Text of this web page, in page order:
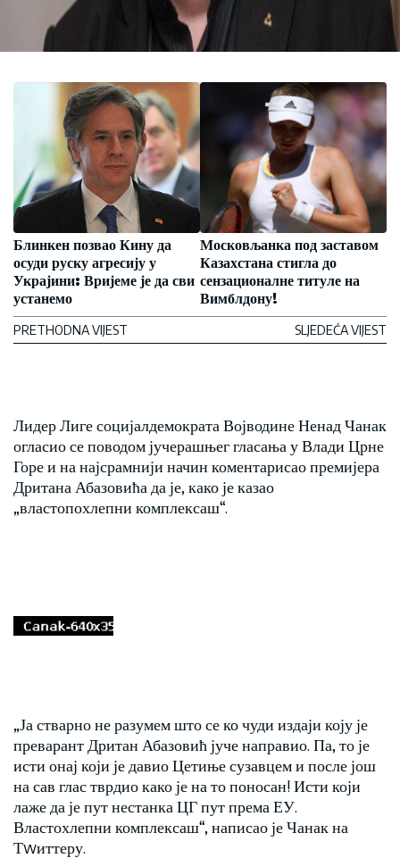
Блинкен позвао Кину да
осуди руску агресију у
Украјини: Вријеме је да сви
устанемо
PRETHODNA VIJEST
Московљанка под заставом
Казахстана стигла до
сензационалне титуле на
Вимблдону!
SLJEDEĆA VIJEST
Лидер Лиге социјалдемократа Војводине Ненад Чанак
огласио се поводом јучерашњег гласања у Влади Црне
Горе и на најсрамнији начин коментарисао премијера
Дритана Абазовића да је, како је казао
„властопохлепни комплексаш“.
„Ја стварно не разумем што се ко чуди издаји коју је
преварант Дритан Абазовић јуче направио. Па, то је
исти онај који је давио Цетиње сузавцем и после још
на сав глас тврдио како је на то поносан! Исти који
лаже да је пут нестанка ЦГ пут према ЕУ.
Властохлепни комплексаш“, написао је Чанак на
Тwиттеру.